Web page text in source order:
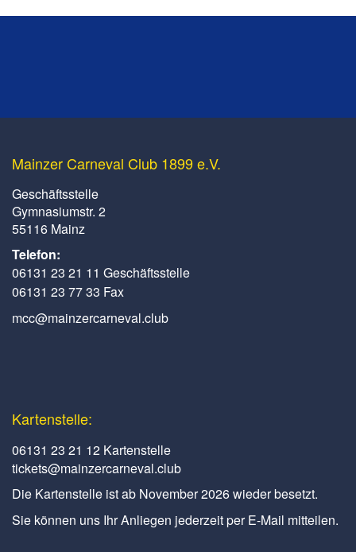
Mainzer Carneval Club 1899 e.V.
Geschäftsstelle
Gymnasiumstr. 2
55116 Mainz
Telefon:
06131 23 21 11 Geschäftsstelle
06131 23 77 33 Fax
mcc@mainzercarneval.club
Kartenstelle:
06131 23 21 12 Kartenstelle
tickets@mainzercarneval.club
Die Kartenstelle ist ab November 2026 wieder besetzt.
Sie können uns Ihr Anliegen jederzeit per E-Mail mitteilen.